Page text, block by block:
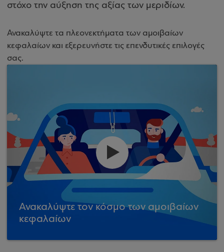
στόχο την αύξηση της αξίας των μεριδίων.
Ανακαλύψτε τα πλεονεκτήματα των αμοιβαίων
κεφαλαίων και εξερευνήστε τις επενδυτικές επιλογές
σας.
Ανακαλύψτε τον κόσμο των αμοιβαίων
κεφαλαίων